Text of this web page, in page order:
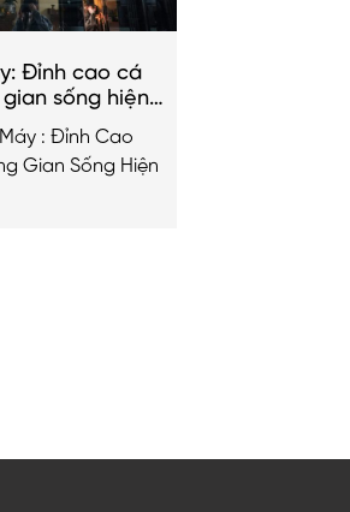
Đỉnh cao cá
sống hiện
: Đỉnh Cao
Gian Sống Hiện